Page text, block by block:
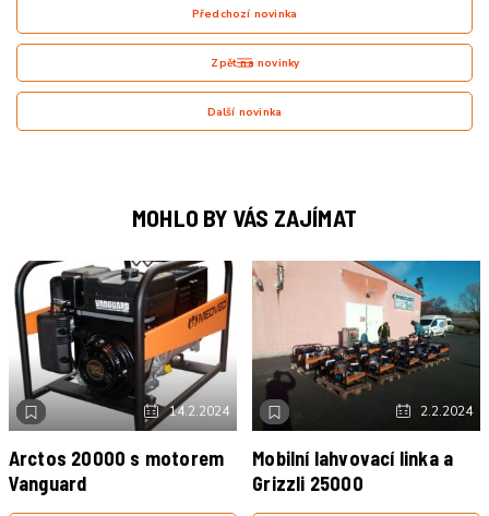
Předchozí novinka
Zpět na novinky
Další novinka
MOHLO BY VÁS ZAJÍMAT
ELEKTROCENTRÁLY ARCTOS
NOVINKA 14.2.2024
Arctos 20000 s motorem
Vanguard
ELEKTROCENTRÁLY GRIZZLI2.2.2024
Mobilní lahvovací linka a
Grizzli 25000